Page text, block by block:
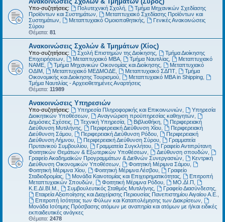
Υπο-συζητήσεις: Πολυτεχνική Σχολή,
Τμήμα Μηχανικών Σχεδίασης
Προϊόντων και Συστημάτων
Μεταπτυχιακό Σχεδίασης Προϊόντων και
Συστημάτων
Μεταπτυχιακό Ομοιοπαθητικής,
Γενικές Ανακοινώσεις
Σύρου
Θέματα: 81
Ανακοινώσεις Σχολών & Τμημάτων (Χίος)
Υπο-συζητήσεις: Σχολή Επιστημών της Διοίκησης,
Τμήμα Διοίκησης
Επιχειρήσεων
Μεταπτυχιακό MBA, Τμήμα Ναυτιλίας,
Μεταπτυχιακό
ΝΑΜΕ
Τμήμα Μηχανικών Οικονομίας και Διοίκησης,
Μεταπτυχιακό
ΟΔΙΜ
Μεταπτυχιακό ΜΕΔΜΟΔΕ, Μεταπτυχιακό ΣΔΠΤ,
Τμήμα
Οικονομικής και Διοίκησης Τουρισμού
Μεταπτυχιακό MBA in Shipping,
Τμήμα Ναυτιλίας - Αρχειοθετημένες Αναρτήσεις
Θέματα: 11989
Ανακοινώσεις Υπηρεσιών
Υπο-συζητήσεις: Υπηρεσία Πληροφορικής και Επικοινωνιών
Υπηρεσία
Διοικητικών Υποθέσεων
Αναγνώριση προϋπηρεσίας καθηγητών
Δημόσιες Σχέσεις
Τεχνική Υπηρεσία, Βιβλιοθήκη,
Περιφερειακή
Διεύθυνση Μυτιλήνης
Περιφερειακή Διεύθυνση Χίου,
Περιφερειακή
Διεύθυνση Σάμου
Περιφερειακή Διεύθυνση Ρόδου,
Περιφερειακή
Διεύθυνση Λήμνου
Περιφερειακή Διεύθυνση Σύρου,
Γραμματεία
Πρυτανικού Συμβουλίου
Γραμματεία Συγκλήτου,
Γραφείο Αντιπρύτανη
Φοιτητικών Θεμάτων & Εξωτερικών Υποθέσεων
Διεύθυνση σπουδών
Γραφείο Ακαδημαϊκών Προγραμμάτων & Διεθνών Συνεργασιών
Κεντρική
Διεύθυνση Οικονομικών Υποθέσεων
Φοιτητική Μέριμνα Σάμου,
Φοιτητική Μέριμνα Χίου
Φοιτητική Μέριμνα Λέσβου,
Γραφείο
Σταδιοδρομίας
Μονάδα Καινοτομίας και Επιχειρηματικότητας,
Επιτροπή
Μεταπτυχιακών Σπουδών
Φοιτητική Μέριμνα Ρόδου, ΜΟ.ΔΙ.Π
Κ.Ε.ΔΙ.ΒΙ.Μ.
Συμβουλευτικός Σταθμός Μυτιλήνης, Γραφείο Διασύνδεσης,
Εταιρεία Αξιοποίησης και Διαχείρισης Περιουσίας Πανεπιστημίου Αιγαίου Α.Ε.
Επιτροπή Ισότητας των Φύλων και Καταπολέμησης των Διακρίσεων
Μονάδα Ισότιμης Πρόσβασης ατόμων με αναπηρία και ατόμων με ή/και ειδικές
εκπαιδευτικές ανάγκες
Θέματα: 2478